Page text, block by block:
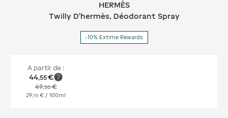
HERMÈS Twilly D'hermès, Déodorant
HERMÈS
Twilly D'hermès, Déodorant Spray
-10% Extime Rewards
A partir de :
44,55€
49,50€
29 70 € / 100ml